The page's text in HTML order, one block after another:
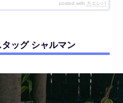
posted with カエレバ
ッグ シャルマン